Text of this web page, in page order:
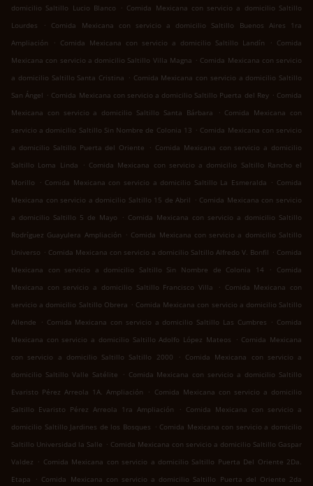
domicilio Saltillo Lucio Blanco
. Comida Mexicana con servicio a domicilio Saltillo
Lourdes
.
Comida Mexicana con servicio a domicilio Saltillo Buenos Aires 1ra
Ampliación
. Comida Mexicana con servicio a domicilio Saltillo Landín . Comida
Mexicana con servicio a domicilio Saltillo Villa Magna . Comida Mexicana con servicio
a domicilio Saltillo Santa Cristina . Comida Mexicana con servicio a domicilio Saltillo
San Ángel . Comida Mexicana con servicio a domicilio Saltillo Puerta del Rey . Comida
Mexicana con servicio a domicilio Saltillo Santa Bárbara
. Comida Mexicana con
servicio a domicilio Saltillo Sin Nombre de Colonia 13 . Comida Mexicana con servicio
a domicilio Saltillo Puerta del Oriente
. Comida Mexicana con servicio a domicilio
Saltillo Loma Linda
. Comida Mexicana con servicio a domicilio Saltillo Rancho el
Morillo
. Comida Mexicana con servicio a domicilio Saltillo La Esmeralda . Comida
Mexicana con servicio a domicilio Saltillo 15 de Abril . Comida Mexicana con servicio
a domicilio Saltillo 5 de Mayo
. Comida Mexicana con servicio a domicilio Saltillo
Rodríguez Guayulera Ampliación . Comida Mexicana con servicio a domicilio Saltillo
Universo . Comida Mexicana con servicio a domicilio Saltillo Alfredo V. Bonfil . Comida
Mexicana con servicio a domicilio Saltillo Sin Nombre de Colonia 14
.
Comida
Mexicana con servicio a domicilio Saltillo Francisco Villa
. Comida Mexicana con
servicio a domicilio Saltillo Obrera . Comida Mexicana con servicio a domicilio Saltillo
Allende
. Comida Mexicana con servicio a domicilio Saltillo Las Cumbres . Comida
Mexicana con servicio a domicilio Saltillo Adolfo López Mateos
. Comida Mexicana
con servicio a domicilio Saltillo Saltillo 2000
. Comida Mexicana con servicio a
domicilio Saltillo Valle Satélite
. Comida Mexicana con servicio a domicilio Saltillo
Evaristo Pérez Arreola 1A. Ampliación
. Comida Mexicana con servicio a domicilio
Saltillo Evaristo Pérez Arreola 1ra Ampliación
. Comida Mexicana con servicio a
domicilio Saltillo Jardines de los Bosques . Comida Mexicana con servicio a domicilio
Saltillo Universidad la Salle . Comida Mexicana con servicio a domicilio Saltillo Gaspar
Valdez . Comida Mexicana con servicio a domicilio Saltillo Puerta Del Oriente 2Da.
Etapa
. Comida Mexicana con servicio a domicilio Saltillo Puerta del Oriente 2da